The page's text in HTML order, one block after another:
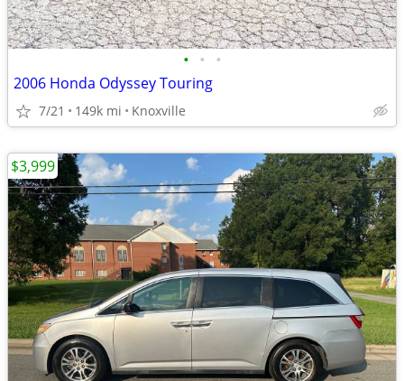
• • •
2006 Honda Odyssey Touring
7/21 149k mi Knoxville
$3,999